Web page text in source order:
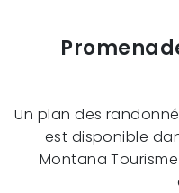
Un plan des
est disponible
Montana